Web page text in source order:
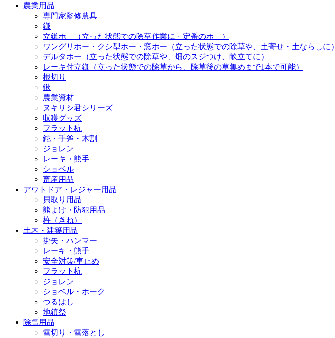
農業用品
専門家監修農具
鎌
立鎌ホー（立った状態での除草作業に・定番のホー）
ワングリホー・クシ型ホー・窓ホー（立った状態での除草や、土寄せ・土ならしに）
デルタホー（立った状態での除草や、畑のスジつけ、畝立てに）
レーキ付立鎌（立った状態での除草から、除草後の草集めまで1本で可能）
根切り
鍬
農業資材
ヌキサシ君シリーズ
収穫グッズ
フラット杭
鉈・手斧・木割
ジョレン
レーキ・熊手
ショベル
畜産用品
アウトドア・レジャー用品
貝取り用品
熊よけ・防犯用品
杵（きね）
土木・建築用品
掛矢・ハンマー
レーキ・熊手
安全対策/車止め
フラット杭
ジョレン
ショベル・ホーク
つるはし
地鎮祭
除雪用品
雪切り・雪落とし